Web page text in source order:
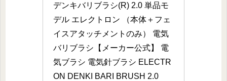
デンキバリブラシ(R) 2.0 単品モ
デル エレクトロン （本体＋フェ
イスアタッチメントのみ） 電気
バリブラシ【メーカー公式】 電
気ブラシ 電気針ブラシ ELECTR
ON DENKI BARI BRUSH 2.0